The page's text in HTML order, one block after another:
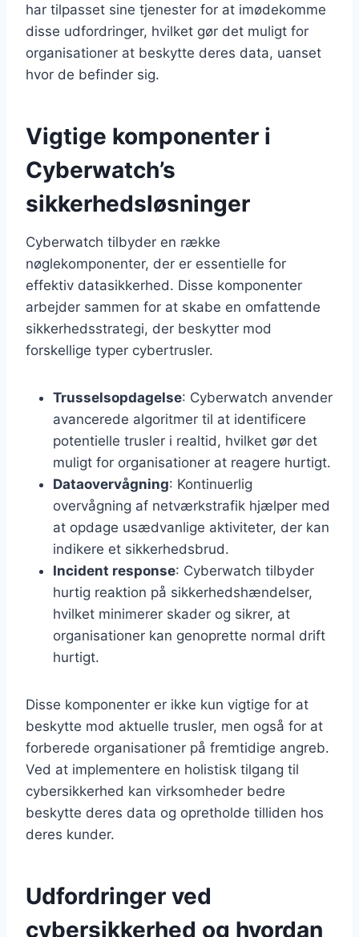
har tilpasset sine tjenester for at imødekomme
disse udfordringer, hvilket gør det muligt for
organisationer at beskytte deres data, uanset
hvor de befinder sig.
Vigtige komponenter i
Cyberwatch’s
sikkerhedsløsninger
Cyberwatch tilbyder en række
nøglekomponenter, der er essentielle for
effektiv datasikkerhed. Disse komponenter
arbejder sammen for at skabe en omfattende
sikkerhedsstrategi, der beskytter mod
forskellige typer cybertrusler.
Trusselsopdagelse: Cyberwatch anvender
avancerede algoritmer til at identificere
potentielle trusler i realtid, hvilket gør det
muligt for organisationer at reagere hurtigt.
Dataovervågning: Kontinuerlig
overvågning af netværkstrafik hjælper med
at opdage usædvanlige aktiviteter, der kan
indikere et sikkerhedsbrud.
Incident response: Cyberwatch tilbyder
hurtig reaktion på sikkerhedshændelser,
hvilket minimerer skader og sikrer, at
organisationer kan genoprette normal drift
hurtigt.
Disse komponenter er ikke kun vigtige for at
beskytte mod aktuelle trusler, men også for at
forberede organisationer på fremtidige angreb.
Ved at implementere en holistisk tilgang til
cybersikkerhed kan virksomheder bedre
beskytte deres data og opretholde tilliden hos
deres kunder.
Udfordringer ved
cybersikkerhed og hvordan